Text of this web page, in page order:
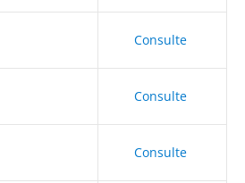
Consulte
Consulte
Consulte